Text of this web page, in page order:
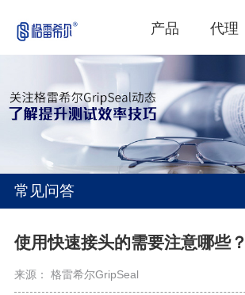
产品 代理
常见问答
使用快速接头的需要注意哪些？
来源： 格雷希尔GripSeal